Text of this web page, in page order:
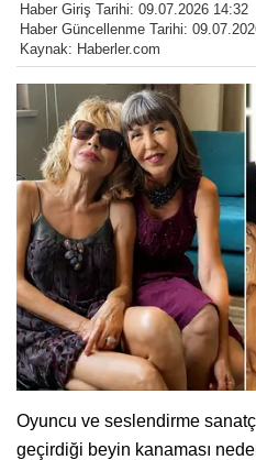
Haber Giriş Tarihi: 09.07.2026 14:32
Haber Güncellenme Tarihi:
Kaynak: Haberler.com
Oyuncu ve seslendirme
geçirdiği beyin kanaması